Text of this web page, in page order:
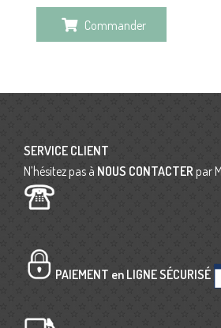
Commander
SERVICE CLIENT
N’hésitez pas à NOUS CONTACTER par
PAIEMENT en LIGNE SÉCURISÉ